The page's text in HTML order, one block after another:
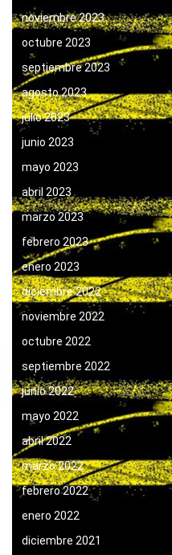
noviembre 2023
octubre 2023
septiembre 2023
agosto 2023
julio 2023
junio 2023
mayo 2023
abril 2023
marzo 2023
febrero 2023
enero 2023
diciembre 2022
noviembre 2022
octubre 2022
septiembre 2022
junio 2022
mayo 2022
abril 2022
marzo 2022
febrero 2022
enero 2022
diciembre 2021